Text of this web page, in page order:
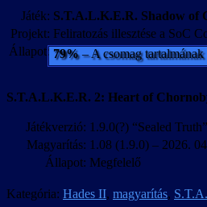
Játék: S.T.A.L.K.E.R. Shadow of
Projekt: Feliratozás illesztése a SoC
Állapot: 79%– A csomag tartalmának
S.T.A.L.K.E.R. 2: Heart of
Játékverzió: 1.9.0(?) “Sealed
Magyarítás: 1.08 (1.9.0) – 2026.
Állapot: Megfelelő
Kategória: Hades II, magyarítás,